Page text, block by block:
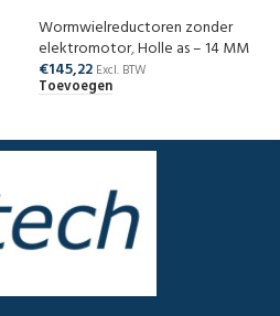
Wormwielreductoren zonder
elektromotor,Holle as – 14 MM
€145,22 Excl. BTW
Toevoegen